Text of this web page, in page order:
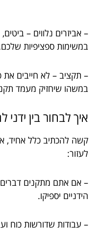
– אביזרים נלווים –
במשימות ספציפיות
– תקציב – לא חייבים
במשהו שיחזיק מעמד
איך לבחור בין ידני
קשה להכתיב כלל אחיד,
לעזור:
– אם אתם מתקנים דברים
הידניים יספיקו.
– עבודות שדורשות כוח